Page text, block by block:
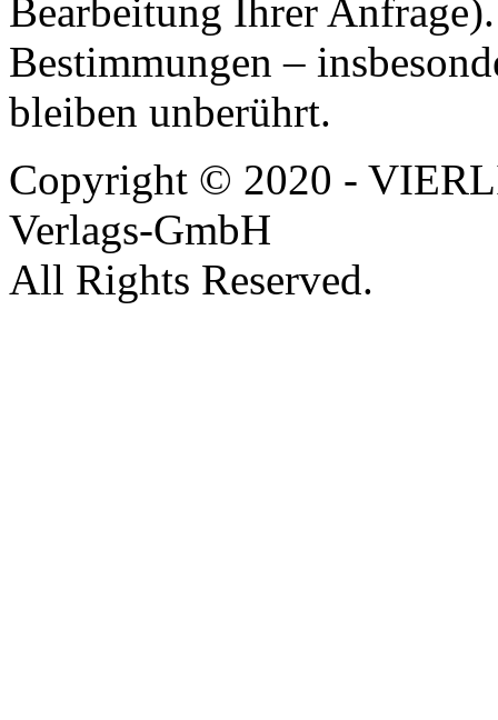
Bearbeitung Ihrer
Bestimmungen –
bleiben unberührt.
Copyright © 2020 -
Verlags-GmbH
All Rights Reserved.